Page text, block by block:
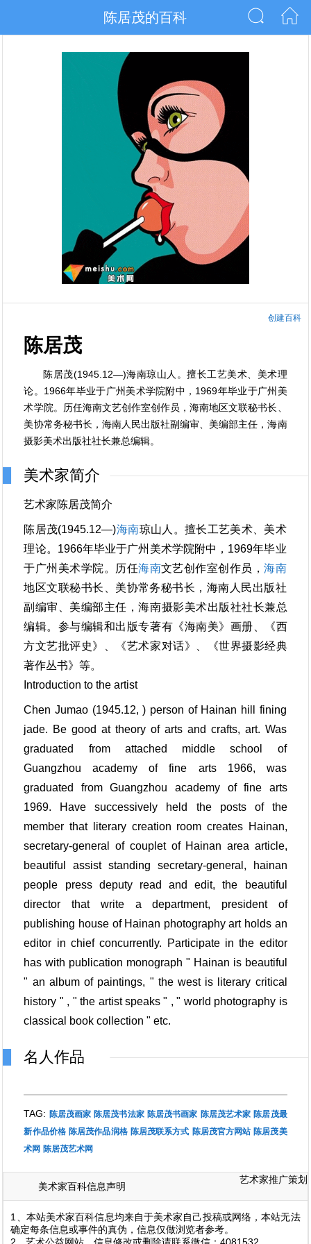
陈居茂的百科
创建百科
陈居茂
陈居茂(1945.12—)海南琼山人。擅长工艺美术、美术理
论。1966年毕业于广州美术学院附中，1969年毕业于广州美
术学院。历任海南文艺创作室创作员，海南地区文联秘书长、
美协常务秘书长，海南人民出版社副编审、美编部主任，海南
摄影美术出版社社长兼总编辑。
美术家简介
艺术家陈居茂简介
陈居茂(1945.12—)海南琼山人。擅长工艺美术、美术
理论。1966年毕业于广州美术学院附中，1969年毕业
于广州美术学院。历任海南文艺创作室创作员，海南
地区文联秘书长、美协常务秘书长，海南人民出版社
副编审、美编部主任，海南摄影美术出版社社长兼总
编辑。参与编辑和出版专著有《海南美》画册、《西
方文艺批评史》、《艺术家对话》、《世界摄影经典
著作丛书》等。
Introduction to the artist
Chen Jumao (1945.12, ) person of Hainan hill fining
jade. Be good at theory of arts and crafts, art. Was
graduated from attached middle school of
Guangzhou academy of fine arts 1966, was
graduated from Guangzhou academy of fine arts
1969. Have successively held the posts of the
member that literary creation room creates Hainan,
secretary-general of couplet of Hainan area article,
beautiful assist standing secretary-general, hainan
people press deputy read and edit, the beautiful
director that write a department, president of
publishing house of Hainan photography art holds an
editor in chief concurrently. Participate in the editor
has with publication monograph " Hainan is beautiful
" an album of paintings, " the west is literary critical
history " , " the artist speaks " , " world photography is
classical book collection " etc.
名人作品
TAG: 陈居茂画家 陈居茂书法家 陈居茂书画家 陈居茂艺术家 陈居茂最
新作品价格 陈居茂作品润格 陈居茂联系方式 陈居茂官方网站 陈居茂美
术网 陈居茂艺术网
美术家百科信息声明
艺术家推广策划
1、本站美术家百科信息均来自于美术家自己投稿或网络，本站无法
确定每条信息或事件的真伪，信息仅做浏览者参考。
2、艺术公益网站，信息修改或删除请联系微信：4081532。